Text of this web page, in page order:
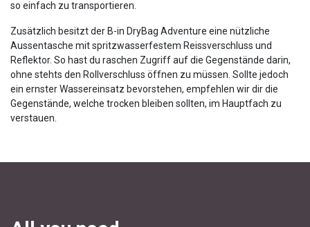
so einfach zu transportieren.
Zusätzlich besitzt der B-in DryBag Adventure eine nützliche
Aussentasche mit spritzwasserfestem Reissverschluss und
Reflektor. So hast du raschen Zugriff auf die Gegenstände darin,
ohne stehts den Rollverschluss öffnen zu müssen. Sollte jedoch
ein ernster Wassereinsatz bevorstehen, empfehlen wir dir die
Gegenstände, welche trocken bleiben sollten, im Hauptfach zu
verstauen.